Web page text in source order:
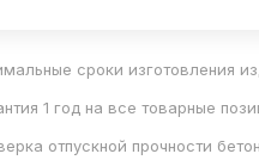
сроки изготовления
1 год на все товарные
отпускной прочности